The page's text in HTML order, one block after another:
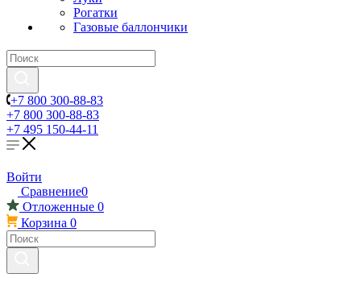
Рогатки
Газовые баллончики
+7 800 300-88-83
+7 800 300-88-83
+7 495 150-44-11
Войти
Сравнение0
Отложенные 0
Корзина 0